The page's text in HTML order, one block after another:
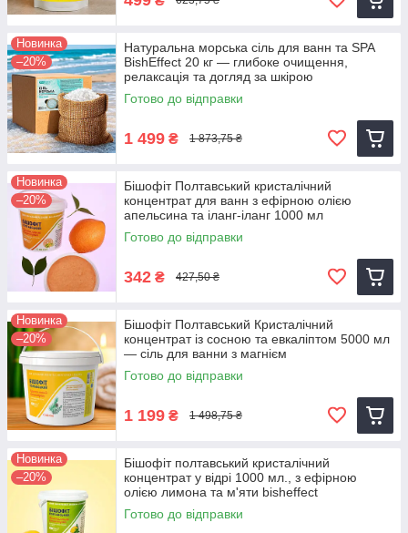
Новинка
–20%
Натуральна морська сіль для ванн та SPA
BishEffect 20 кг — глибоке очищення,
релаксація та догляд за шкірою
Готово до відправки
1 499 ₴ 1 873,75 ₴
Новинка
–20%
Бішофіт Полтавський кристалічний
концентрат для ванн з ефірною олією
апельсина та іланг-іланг 1000 мл
Готово до відправки
342 ₴ 427,50 ₴
Новинка
–20%
Бішофіт Полтавський Кристалічний
концентрат із сосною та евкаліптом 5000 мл
— сіль для ванни з магнієм
Готово до відправки
1 199 ₴ 1 498,75 ₴
Новинка
–20%
Бішофіт полтавський кристалічний
концентрат у відрі 1000 мл., з ефірною
олією лимона та м'яти bisheffect
Готово до відправки